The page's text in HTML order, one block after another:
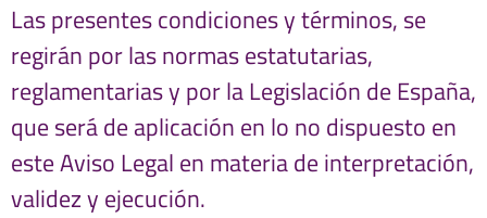
Las presentes condiciones y términos, se
regirán por las normas estatutarias,
reglamentarias y por la Legislación de España,
que será de aplicación en lo no dispuesto en
este Aviso Legal en materia de interpretación,
validez y ejecución.